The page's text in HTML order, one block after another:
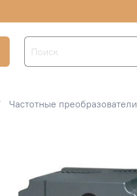
Частотные преобразователи